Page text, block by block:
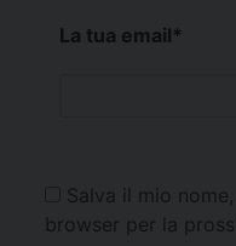
La tua email*
Salva il mio
browser per la